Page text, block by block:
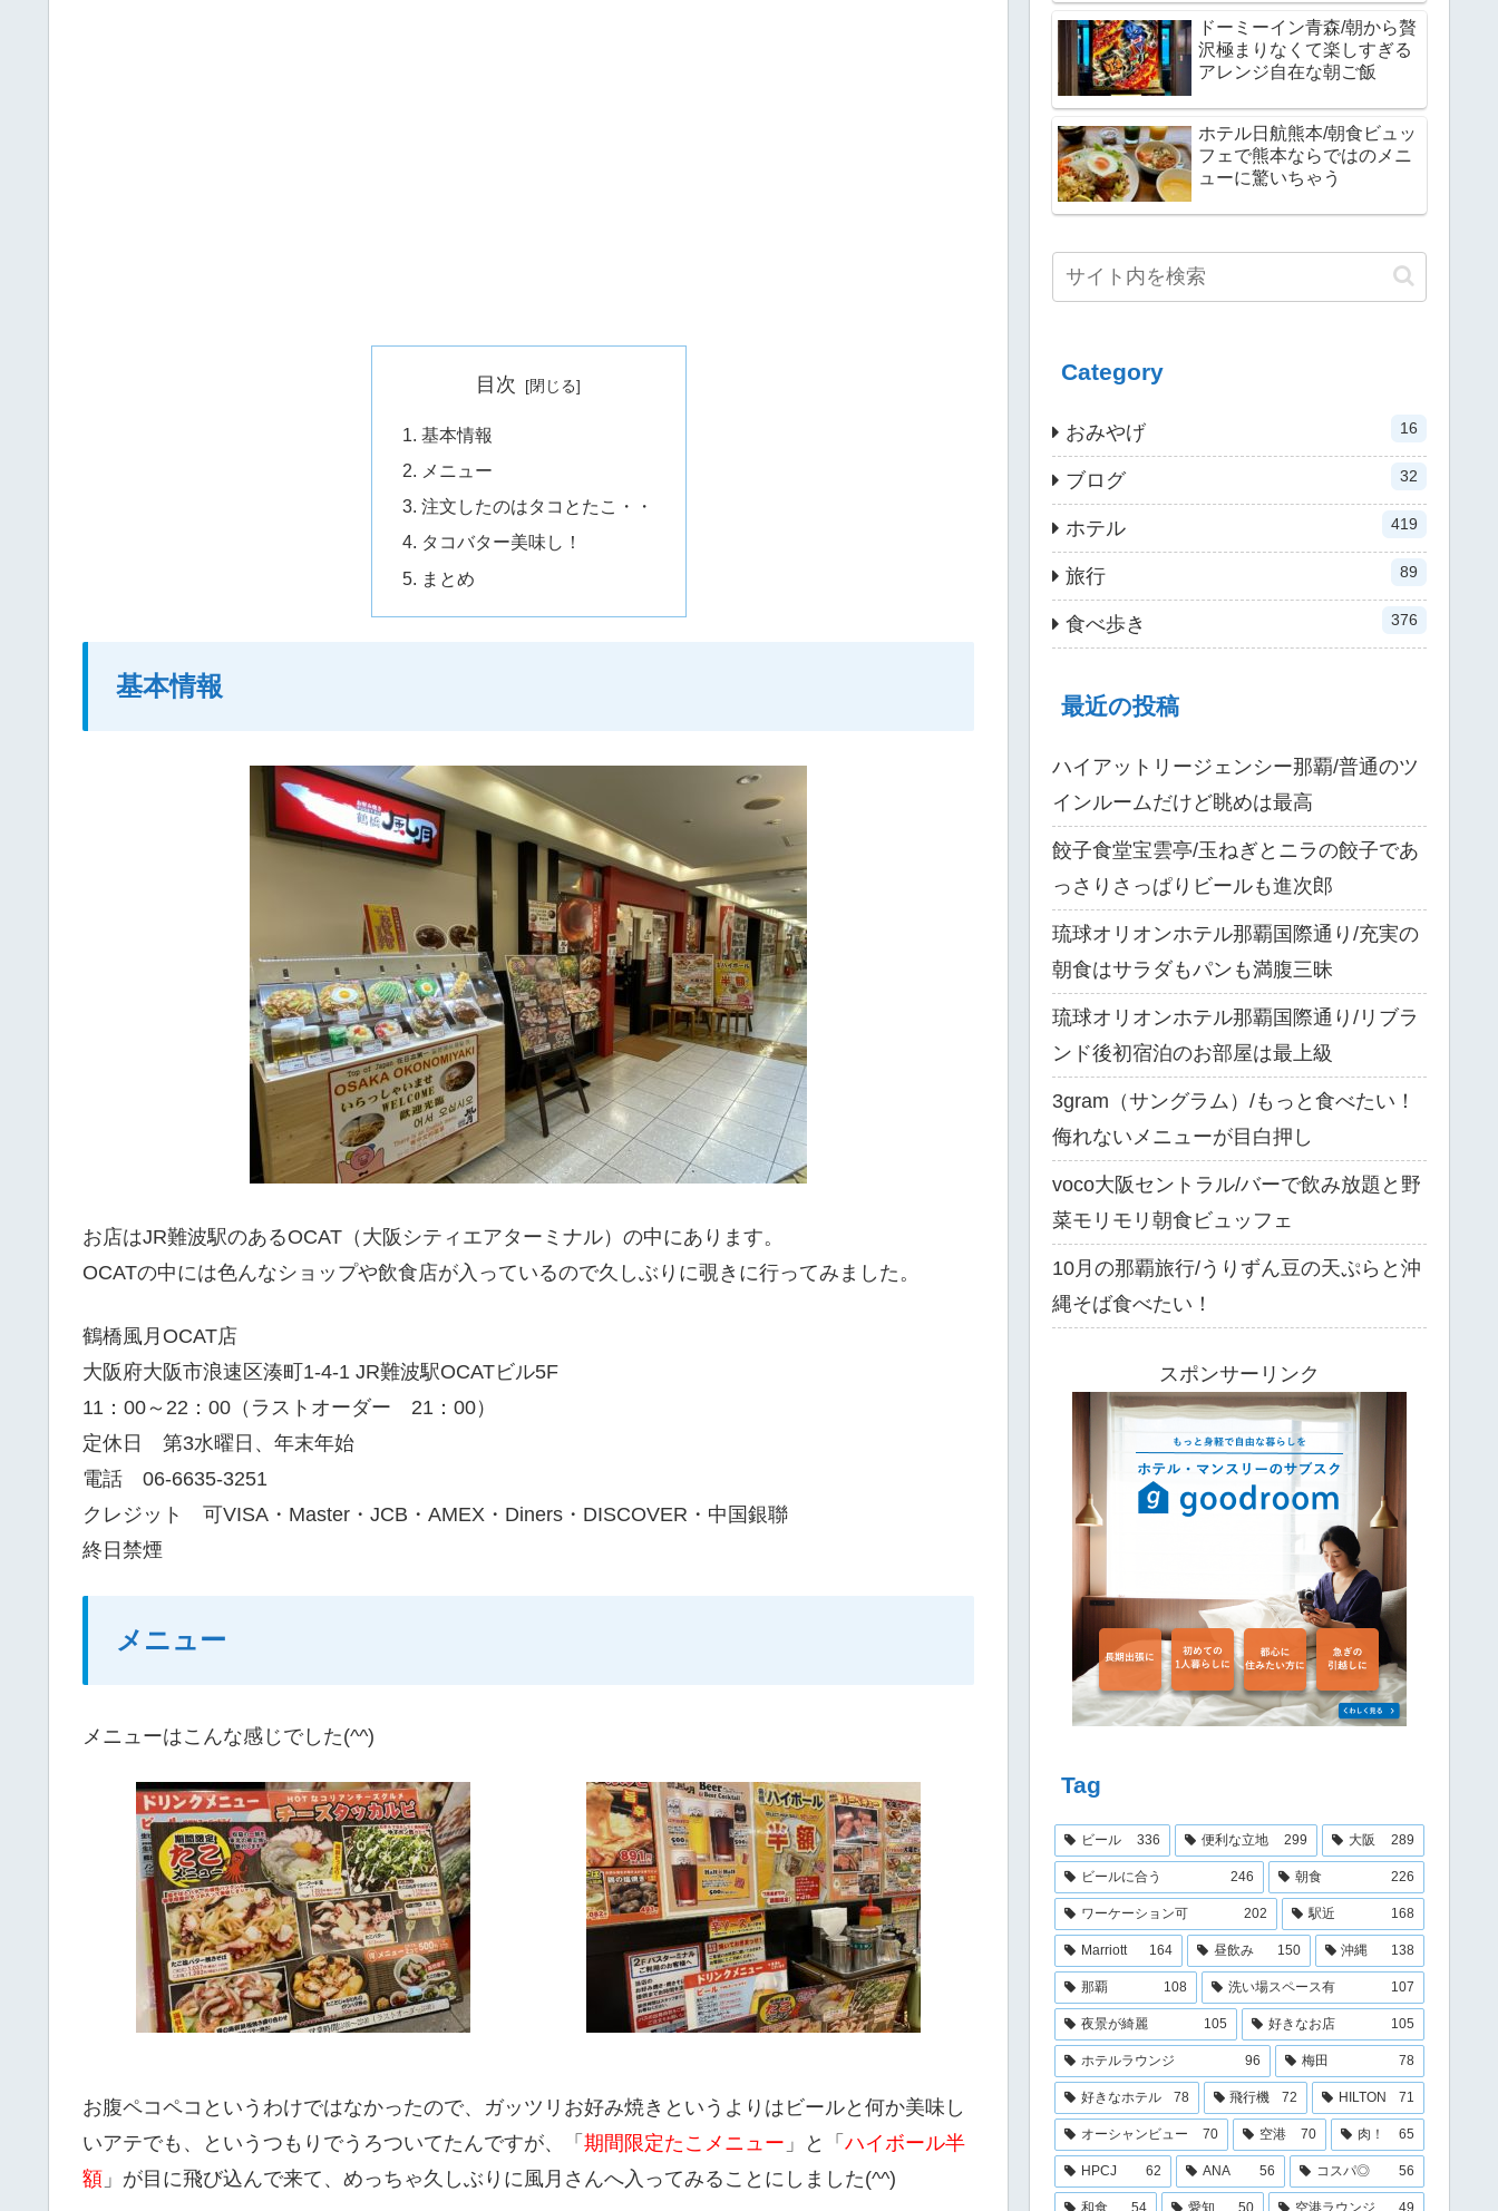
目次
基本情報
メニュー
注文したのはタコとたこ・・
タコバター美味し！
まとめ
基本情報
お店はJR難波駅のあるOCAT（大阪シティエアターミナル）の中にあります。
OCATの中には色んなショップや飲食店が入っているので久しぶりに覗きに行ってみました。
鶴橋風月OCAT店
大阪府大阪市浪速区湊町1-4-1 JR難波駅OCATビル5F
11：00～22：00（ラストオーダー 21：00）
定休日 第3水曜日、年末年始
電話 06-6635-3251
クレジット 可VISA・Master・JCB・AMEX・Diners・DISCOVER・中国銀聯
終日禁煙
メニュー
メニューはこんな感じでした(^^)
お腹ペコペコというわけではなかったので、ガッツリお好み焼きというよりはビールと何か美味し
いアテでも、というつもりでうろついてたんですが、「 期間限定たこメニュー 」と「 ハイボール半
額 」が目に飛び込んで来て、めっちゃ久しぶりに風月さんへ入ってみることにしました(^^)
ドーミーイン青森/朝から贅
沢極まりなくて楽しすぎる
アレンジ自在な朝ご飯
ホテル日航熊本/朝食ビュッ
フェで熊本ならではのメニ
ューに驚いちゃう
Category
おみやげ 16
ブログ 32
ホテル 419
旅行 89
食べ歩き 376
最近の投稿
ハイアットリージェンシー那覇/普通のツ
インルームだけど眺めは最高
餃子食堂宝雲亭/玉ねぎとニラの餃子であ
っさりさっぱりビールも進次郎
琉球オリオンホテル那覇国際通り/充実の
朝食はサラダもパンも満腹三昧
琉球オリオンホテル那覇国際通り/リブラ
ンド後初宿泊のお部屋は最上級
3gram（サングラム）/もっと食べたい！
侮れないメニューが目白押し
voco大阪セントラル/バーで飲み放題と野
菜モリモリ朝食ビュッフェ
10月の那覇旅行/うりずん豆の天ぷらと沖
縄そば食べたい！
スポンサーリンク
Tag
ビール 336 便利な立地 299 大阪 289
ビールに合う 246 朝食 226
ワーケーション可 202 駅近 168
Marriott 164 昼飲み 150 沖縄 138
那覇 108 洗い場スペース有 107
夜景が綺麗 105 好きなお店 105
ホテルラウンジ 96 梅田 78
好きなホテル 78 飛行機 72 HILTON 71
オーシャンビュー 70 空港 70 肉！ 65
HPCJ 62 ANA 56 コスパ◎ 56
和食 54 愛知 50 空港ラウンジ 49